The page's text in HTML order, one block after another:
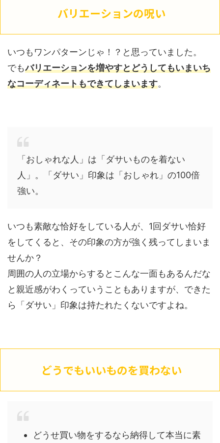
バリエーションの呪い
いつもワンパターンじゃ！？と思っていました。
でもバリエーションを増やすとどうしてもいまいち
なコーディネートもできてしまいます。
「おしゃれな人」は「ダサいものを着ない
人」。「ダサい」印象は「おしゃれ」の100倍
強い。
いつも素敵な恰好をしている人が、1回ダサい恰好
をしてくると、その印象の方が強く残ってしまいま
せんか？
周囲の人の立場からするとこんな一面もあるんだな
と親近感がわくっていうこともありますが、できた
ら「ダサい」印象は持たれたくないですよね。
どうでもいいものを買わない
どうせ買い物をするなら納得して本当に素